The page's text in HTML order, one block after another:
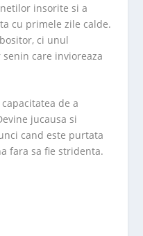
insorite si a
cu primele zile calde.
ci unul
care invioreaza
de a
jucausa si
cand este purtata
fara sa fie stridenta.